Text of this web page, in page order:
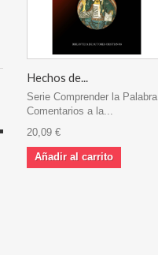
Hechos de...
Serie Comprender la Palabra.
Comentarios a la...
20,09 €
Añadir al carrito